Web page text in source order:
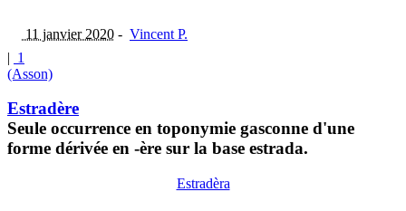
11 janvier 2020 - Vincent P.
| 1
(Asson)
Estradère
Seule occurrence en toponymie gasconne d'une
forme dérivée en -ère sur la base estrada.
Estradèra